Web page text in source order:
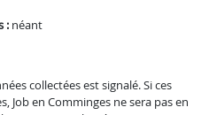
: néant
collectées est signalé. Si ces
Job en Comminges ne sera pas en